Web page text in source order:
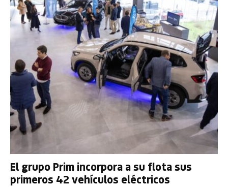
El grupo Prim incorpora a su flota sus
primeros 42 vehículos eléctricos